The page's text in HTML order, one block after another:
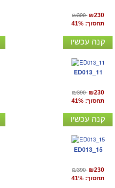
₪390 ₪230
תחסוך: 41%
קנה עכשיו
ED013_11
₪390 ₪230
תחסוך: 41%
קנה עכשיו
ED013_15
₪390 ₪230
תחסוך: 41%